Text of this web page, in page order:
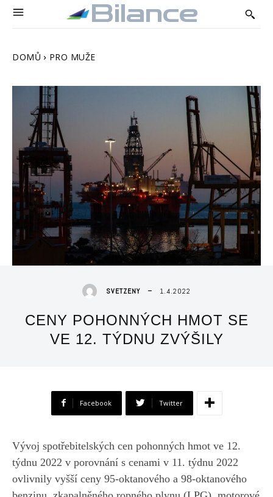
Bilance
DOMŮ PRO MUŽE
SVETZENY 1.4.2022
CENY POHONNÝCH HMOT SE
VE 12. TÝDNU ZVÝŠILY
Facebook Twitter
Vývoj spotřebitelských cen pohonných hmot ve 12.
týdnu 2022 v porovnání s cenami v 11. týdnu 2022
ovlivnily vyšší ceny 95-oktanového a 98-oktanového